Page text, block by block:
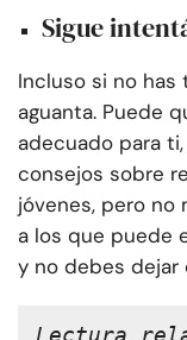
Sigue
Incluso si no
aguanta. Puede
adecuado para
consejos sobre
jóvenes, pero no
a los que puede
y no debes dejar
Lectura